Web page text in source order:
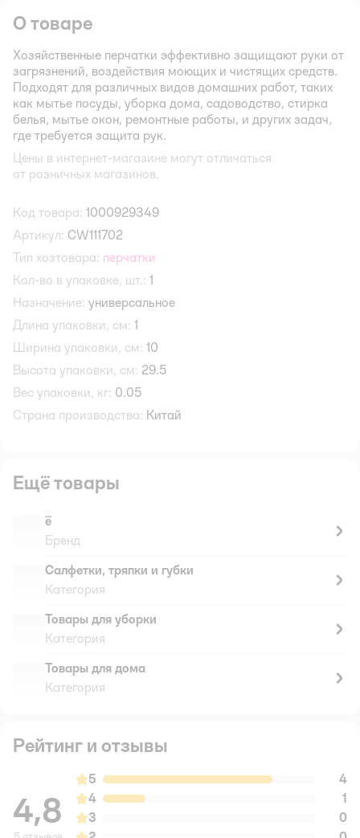
О товаре
Хозяйственные перчатки эффективно защищают руки от
загрязнений, воздействия моющих и чистящих средств.
Подходят для различных видов домашних работ, таких
как мытье посуды, уборка дома, садоводство, стирка
белья, мытье окон, ремонтные работы, и других задач,
где требуется защита рук.
Цены в интернет-магазине могут отличаться
от розничных магазинов.
Код товара: 1000929349
Артикул: CW111702
Тип хозтовара: перчатки
Кол-во в упаковке, шт.: 1
Назначение: универсальное
Длина упаковки, см: 1
Ширина упаковки, см: 10
Высота упаковки, см: 29.5
Вес упаковки, кг: 0.05
Страна производства: Китай
Ещё товары
ё
Бренд
Салфетки, тряпки и губки
Категория
Товары для уборки
Категория
Товары для дома
Категория
Рейтинг и отзывы
4,8
5
4
4
1
3
0